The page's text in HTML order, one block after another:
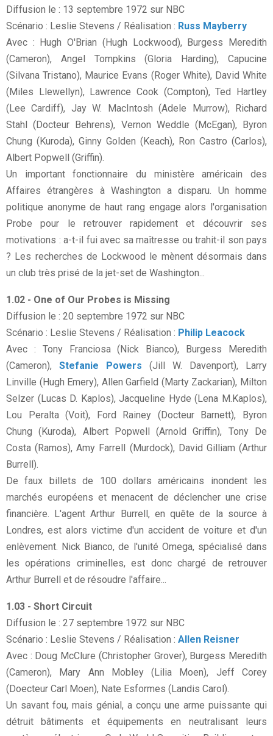
Diffusion le : 13 septembre 1972 sur NBC
Scénario : Leslie Stevens / Réalisation : Russ Mayberry
Avec : Hugh O'Brian (Hugh Lockwood), Burgess Meredith
(Cameron), Angel Tompkins (Gloria Harding), Capucine
(Silvana Tristano), Maurice Evans (Roger White), David White
(Miles Llewellyn), Lawrence Cook (Compton), Ted Hartley
(Lee Cardiff), Jay W. MacIntosh (Adele Murrow), Richard
Stahl (Docteur Behrens), Vernon Weddle (McEgan), Byron
Chung (Kuroda), Ginny Golden (Keach), Ron Castro (Carlos),
Albert Popwell (Griffin).
Un important fonctionnaire du ministère américain des
Affaires étrangères à Washington a disparu. Un homme
politique anonyme de haut rang engage alors l'organisation
Probe pour le retrouver rapidement et découvrir ses
motivations : a-t-il fui avec sa maîtresse ou trahit-il son pays
? Les recherches de Lockwood le mènent désormais dans
un club très prisé de la jet-set de Washington...
1.02 - One of Our Probes is Missing
Diffusion le : 20 septembre 1972 sur NBC
Scénario : Leslie Stevens / Réalisation : Philip Leacock
Avec : Tony Franciosa (Nick Bianco), Burgess Meredith
(Cameron), Stefanie Powers (Jill W. Davenport), Larry
Linville (Hugh Emery), Allen Garfield (Marty Zackarian), Milton
Selzer (Lucas D. Kaplos), Jacqueline Hyde (Lena M.Kaplos),
Lou Peralta (Voit), Ford Rainey (Docteur Barnett), Byron
Chung (Kuroda), Albert Popwell (Arnold Griffin), Tony De
Costa (Ramos), Amy Farrell (Murdock), David Gilliam (Arthur
Burrell).
De faux billets de 100 dollars américains inondent les
marchés européens et menacent de déclencher une crise
financière. L'agent Arthur Burrell, en quête de la source à
Londres, est alors victime d'un accident de voiture et d'un
enlèvement. Nick Bianco, de l'unité Omega, spécialisé dans
les opérations criminelles, est donc chargé de retrouver
Arthur Burrell et de résoudre l'affaire...
1.03 - Short Circuit
Diffusion le : 27 septembre 1972 sur NBC
Scénario : Leslie Stevens / Réalisation : Allen Reisner
Avec : Doug McClure (Christopher Grover), Burgess Meredith
(Cameron), Mary Ann Mobley (Lilia Moen), Jeff Corey
(Doecteur Carl Moen), Nate Esformes (Landis Carol).
Un savant fou, mais génial, a conçu une arme puissante qui
détruit bâtiments et équipements en neutralisant leurs